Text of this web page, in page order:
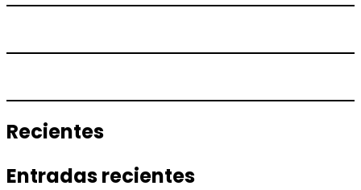
Recientes
Entradas recientes